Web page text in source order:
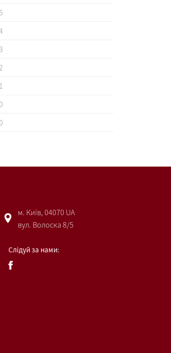
м. Київ, 04070 UA
вул. Волоска 8/5
Слідуй за нами: